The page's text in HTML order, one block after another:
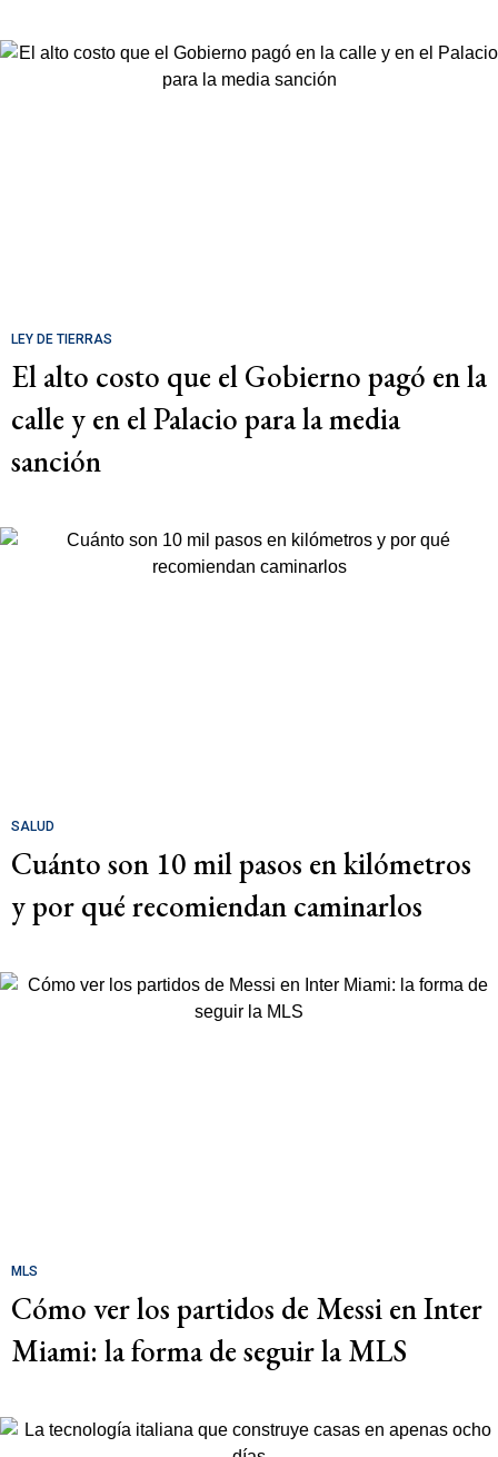
LEY DE TIERRAS
El alto costo que el Gobierno pagó en la
calle y en el Palacio para la media
sanción
SALUD
Cuánto son 10 mil pasos en kilómetros
y por qué recomiendan caminarlos
MLS
Cómo ver los partidos de Messi en Inter
Miami: la forma de seguir la MLS